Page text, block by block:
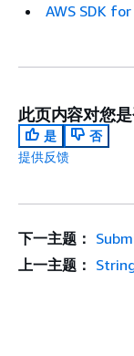
AWS SDK
此页内容对您
是
否
提供反馈
下一主题：
上一主题：